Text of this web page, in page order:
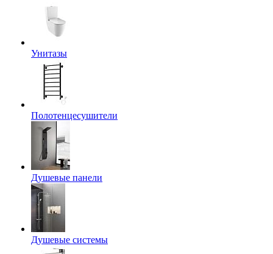
Унитазы
Полотенцесушители
Душевые панели
Душевые системы